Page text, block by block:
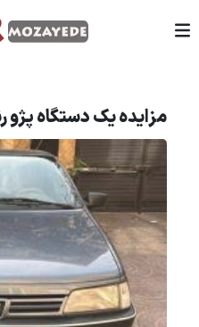
مزایده یک دستگاه پژو